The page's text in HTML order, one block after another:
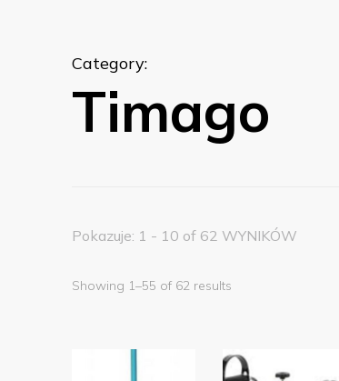
Category:
Timago
Pokazuje: 1 - 10 of 62 WYNIKÓW
Showing 1–55 of 62 results